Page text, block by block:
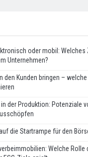
oder mobil:
Unternehmen?
den Kunden bringen –
der Produktion: Potenziale
die Startrampe für den
Welche Rolle